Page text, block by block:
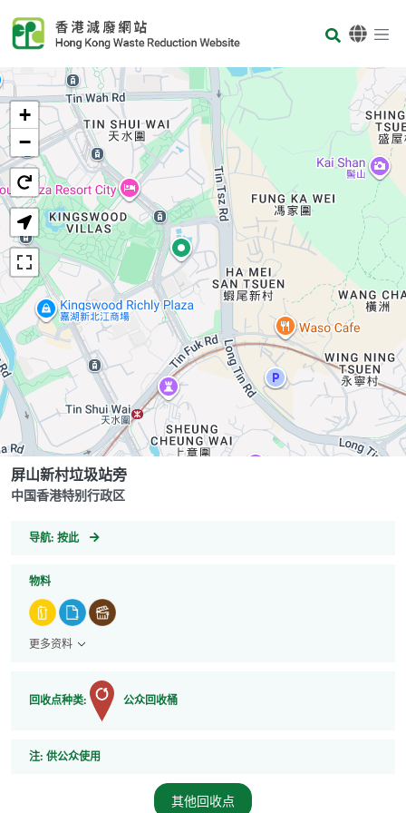
Body
首页
+
−
屏山新村垃圾站旁
中国香港特别行政区
导航: GeoCoordinates
按此
物料
更多资料
回收点种类: 公众回收桶
注: 注
供公众使用
其他回收点